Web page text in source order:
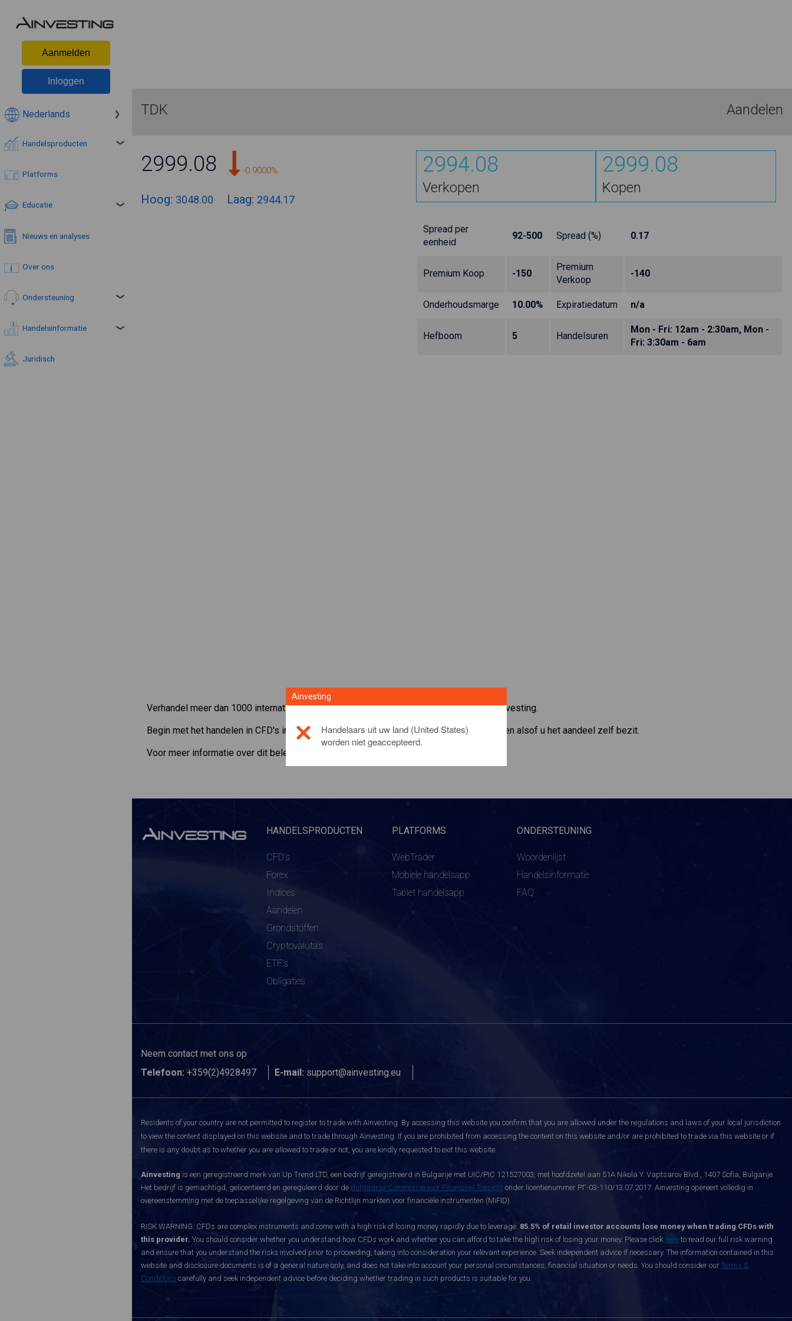
Aanmelden
Inloggen
Nederlands
Handelsproducten
Platforms
Educatie
Nieuws en analyses
Over ons
Ondersteuning
Handelsinformatie
Juridisch
TDK Aandelen
2999.08 -0.9000%
Hoog: 3048.00 Laag: 2944.17
2994.08
Verkopen
2999.08
Kopen
Spread per
eenheid
92-500 Spread (%) 0.17
Premium Koop -150
Premium
Verkoop
-140
Onderhoudsmarge 10.00% Expiratiedatum n/a
Hefboom 5 Handelsuren
Mon - Fri: 12am - 2:30am, Mon -
Fri: 3:30am - 6am
Verhandel meer dan 1000 internationale aandelen met het CFD-handelsplatform van Ainvesting.
Begin met het handelen in CFD's in
TDK. Ontvang realtime koersen en ontvang dividenden alsof u het aandeel zelf bezit.
Voor meer informatie over dit beleggingsproduct, gelieve
HANDELSPRODUCTEN
CFD's
Forex
Indices
Aandelen
Grondstoffen
Cryptovaluta's
ETF's
Obligaties
PLATFORMS
WebTrader
Mobiele handelsapp
Tablet handelsapp
ONDERSTEUNING
Woordenlijst
Handelsinformatie
FAQ
Neem contact met ons op
Telefoon: +359(2)4928497 E-mail: support@ainvesting.eu
Residents of your country are not permitted to register to trade with Ainvesting. By accessing this website you confirm that you are allowed under the regulations and laws of your local jurisdiction
to view the content displayed on this website and to trade through Ainvesting. If you are prohibited from accessing the content on this website and/or are prohibited to trade via this website or if
there is any doubt as to whether you are allowed to trade or not, you are kindly requested to exit this website.
Ainvesting is een geregistreerd merk van Up Trend LTD, een bedrijf geregistreerd in Bulgarije met UIC/PIC 121527003, met hoofdzetel aan 51A Nikola Y. Vaptsarov Blvd., 1407 Sofia, Bulgarije.
Het bedrijf is gemachtigd, gelicentieerd en gereguleerd door de Bulgaarse Commissie voor Financieel Toezicht onder licentienummer РГ-03-110/13.07.2017. Ainvesting opereert volledig in
overeenstemming met de toepasselijke regelgeving van de Richtlijn markten voor financiële instrumenten (MiFID).
RISK WARNING: CFDs are complex instruments and come with a high risk of losing money rapidly due to leverage. 85.5% of retail investor accounts lose money when trading CFDs with
this provider. You should consider whether you understand how CFDs work and whether you can afford to take the high risk of losing your money. Please click here to read our full risk warning
and ensure that you understand the risks involved prior to proceeding, taking into consideration your relevant experience. Seek independent advice if necessary. The information contained in this
website and disclosure documents is of a general nature only, and does not take into account your personal circumstances, financial situation or needs. You should consider our Terms &
Conditions carefully and seek independent advice before deciding whether trading in such products is suitable for you.
Ainvesting
Handelaars uit uw land (United States)
worden niet geaccepteerd.